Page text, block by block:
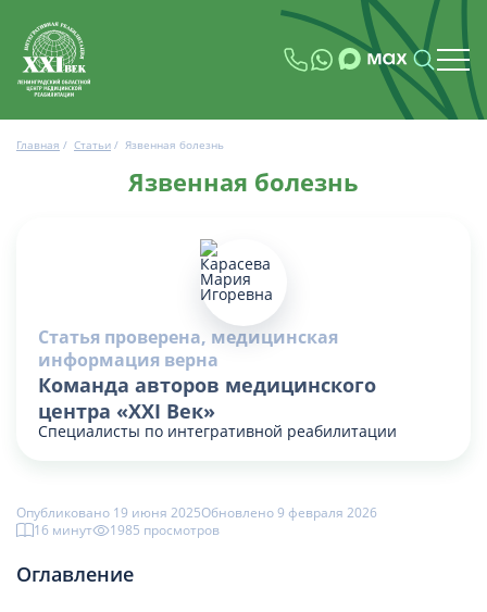
Главная / Статьи / Язвенная болезнь
Язвенная болезнь
Статья проверена, медицинская
информация верна
Команда авторов медицинского
центра «XXI Век»
Специалисты по интегративной реабилитации
Опубликовано 19 июня 2025Обновлено 9 февраля 2026
16 минут
1985 просмотров
Оглавление